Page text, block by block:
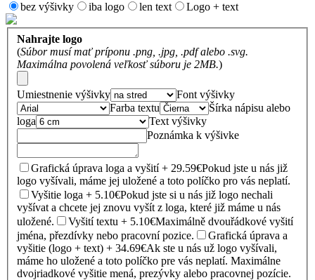
bez výšivky
iba logo len text Logo + text
Nahrajte logo
(Súbor musí mať príponu .png, .jpg, .pdf alebo .svg.
Maximálna povolená veľkosť súboru je 2MB.)
Umiestnenie výšivky
Font výšivky
Farba textu
Šírka nápisu alebo
loga
Text výšivky
Poznámka k výšivke
Grafická úprava loga a vyšití + 29.59€Pokud jste u nás již
logo vyšívali, máme jej uložené a toto políčko pro vás neplatí.
Vyšitie loga + 5.10€Pokud jste si u nás již logo nechali
vyšívat a chcete jej znovu vyšít z loga, které již máme u nás
uložené.
Vyšití textu + 5.10€Maximálně dvouřádkové vyšití
jména, přezdívky nebo pracovní pozice.
Grafická úprava a
vyšitie (logo + text) + 34.69€Ak ste u nás už logo vyšívali,
máme ho uložené a toto políčko pre vás neplatí. Maximálne
dvojriadkové vyšitie mená, prezývky alebo pracovnej pozície.